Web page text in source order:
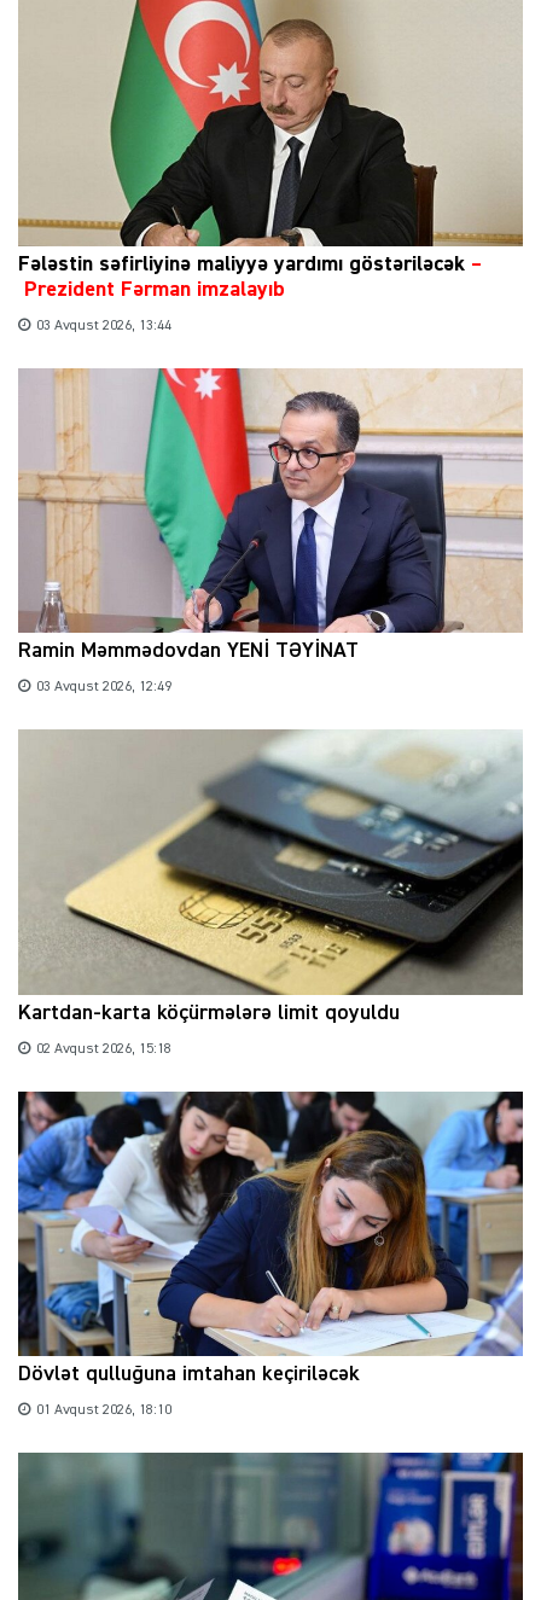
Fələstin səfirliyinə maliyyə yardımı göstəriləcək –
Prezident Fərman imzalayıb
03 Avqust 2026, 13:44
Ramin Məmmədovdan YENİ TƏYİNAT
03 Avqust 2026, 12:49
Kartdan-karta köçürmələrə limit qoyuldu
02 Avqust 2026, 15:18
Dövlət qulluğuna imtahan keçiriləcək
01 Avqust 2026, 18:10